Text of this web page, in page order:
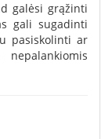
galėsi grąžinti
gali sugadinti
pasiskolinti ar